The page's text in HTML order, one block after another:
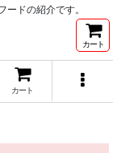
ードの紹介です。
カート
カート